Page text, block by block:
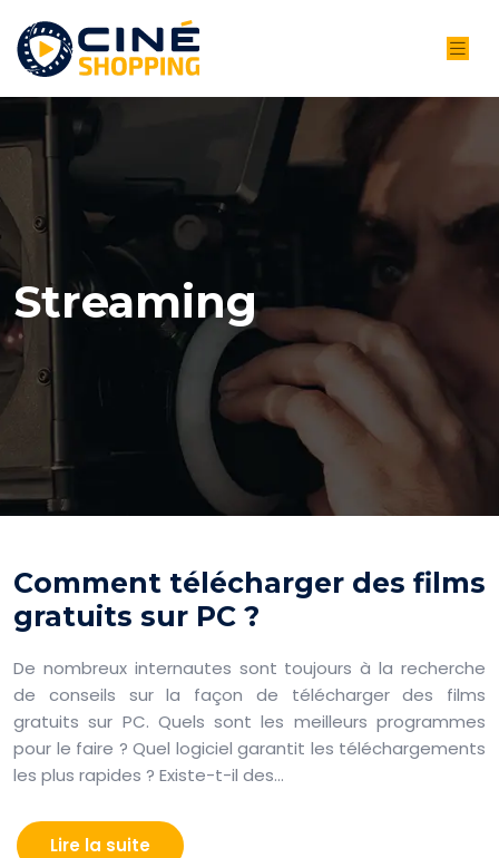
Streaming
Comment télécharger des films
gratuits sur PC ?
De nombreux internautes sont toujours à la recherche
de conseils sur la façon de télécharger des films
gratuits sur PC. Quels sont les meilleurs programmes
pour le faire ? Quel logiciel garantit les téléchargements
les plus rapides ? Existe-t-il des…
Lire la suite